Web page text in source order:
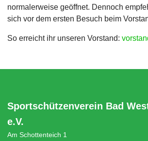
normalerweise geöffnet. Dennoch
sich vor dem ersten Besuch beim
So erreicht ihr unseren Vorstand:
Sportschützenverein Bad
e.V.
Am Schottenteich 1